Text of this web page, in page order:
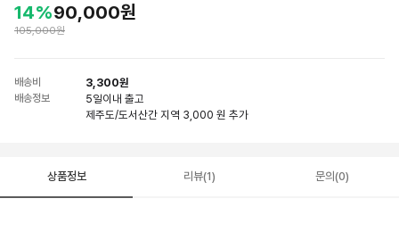
14%90,000원
105,000원
배송비 3,300원
배송정보 5일이내 출고
제주도/도서산간 지역 3,000 원 추가
상품정보 리뷰(1) 문의(0)